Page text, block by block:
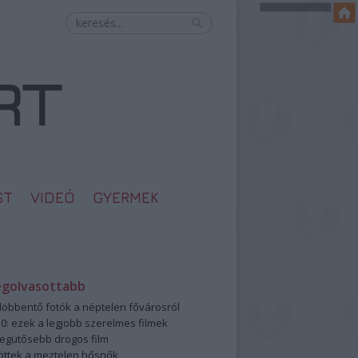
VIDEÓ GYERMEK
fotók a néptelen fővárosról
ezek a legjobb szerelmes filmek
drogos film
a meztelen hősnők